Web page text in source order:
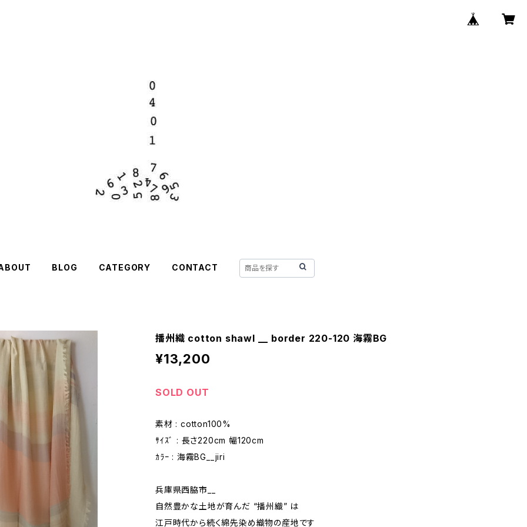
BLOG CATEGORY CONTACT
播州織 cotton shawl __ border 220-120 海霧BG
¥13,200
SOLD OUT
素材 : cotton100%
ｻｲｽﾞ : 長さ220cm 幅120cm
ｶﾗｰ : 海霧BG__jiri
兵庫県西脇市__
自然豊かな土地が育んだ “播州織” は
江戸時代から続く綿先染め織物の産地です